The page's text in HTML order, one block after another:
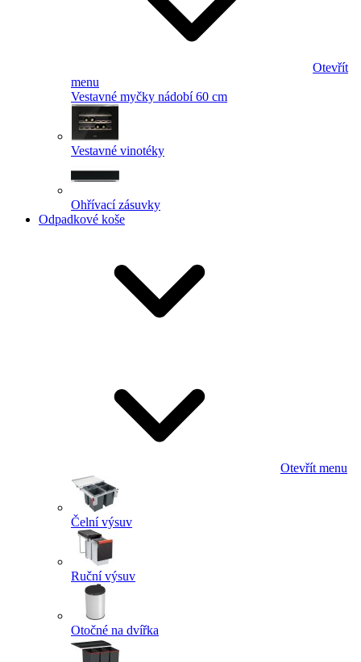
Otevřít
menu
Vestavné myčky nádobí 60 cm
Vestavné vinotéky
Ohřívací zásuvky
Odpadkové koše
Otevřít menu
Čelní výsuv
Ruční výsuv
Otočné na dvířka